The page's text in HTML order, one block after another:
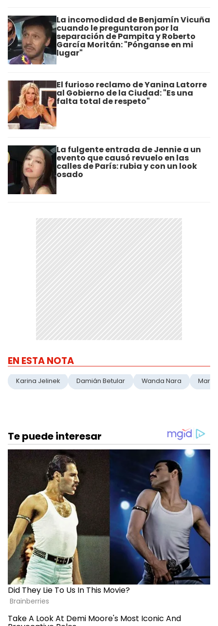
La incomodidad de Benjamín Vicuña
cuando le preguntaron por la
separación de Pampita y Roberto
García Moritán: "Pónganse en mi
lugar"
El furioso reclamo de Yanina Latorre
al Gobierno de la Ciudad: "Es una
falta total de respeto"
La fulgente entrada de Jennie a un
evento que causó revuelo en las
calles de París: rubia y con un look
osado
EN ESTA NOTA
Karina Jelinek Damián Betular Wanda Nara Maru